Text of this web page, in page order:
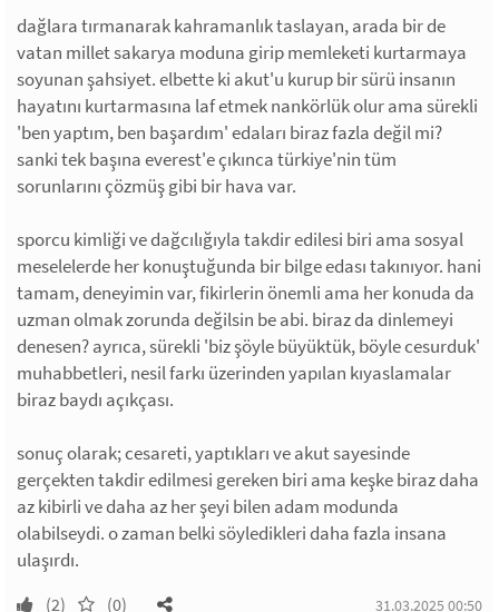
dağlara tırmanarak kahramanlık taslayan, arada bir de
vatan millet sakarya moduna girip memleketi kurtarmaya
soyunan şahsiyet. elbette ki akut'u kurup bir sürü insanın
hayatını kurtarmasına laf etmek nankörlük olur ama sürekli
'ben yaptım, ben başardım' edaları biraz fazla değil mi?
sanki tek başına everest'e çıkınca türkiye'nin tüm
sorunlarını çözmüş gibi bir hava var.
sporcu kimliği ve dağcılığıyla takdir edilesi biri ama sosyal
meselelerde her konuştuğunda bir bilge edası takınıyor. hani
tamam, deneyimin var, fikirlerin önemli ama her konuda da
uzman olmak zorunda değilsin be abi. biraz da dinlemeyi
denesen? ayrıca, sürekli 'biz şöyle büyüktük, böyle cesurduk'
muhabbetleri, nesil farkı üzerinden yapılan kıyaslamalar
biraz baydı açıkçası.
sonuç olarak; cesareti, yaptıkları ve akut sayesinde
gerçekten takdir edilmesi gereken biri ama keşke biraz daha
az kibirli ve daha az her şeyi bilen adam modunda
olabilseydi. o zaman belki söyledikleri daha fazla insana
ulaşırdı.
(2) (0) 31.03.2025 00:50